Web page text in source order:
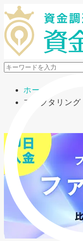
メニューを開閉
ホーム
ファクタリング